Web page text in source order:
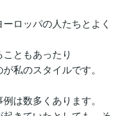
ロッパの人たちとよく
ともあったり
私のスタイルです。
は数多くあります。